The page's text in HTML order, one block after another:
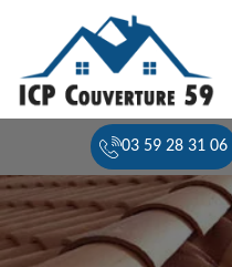
03 59 28 31 06